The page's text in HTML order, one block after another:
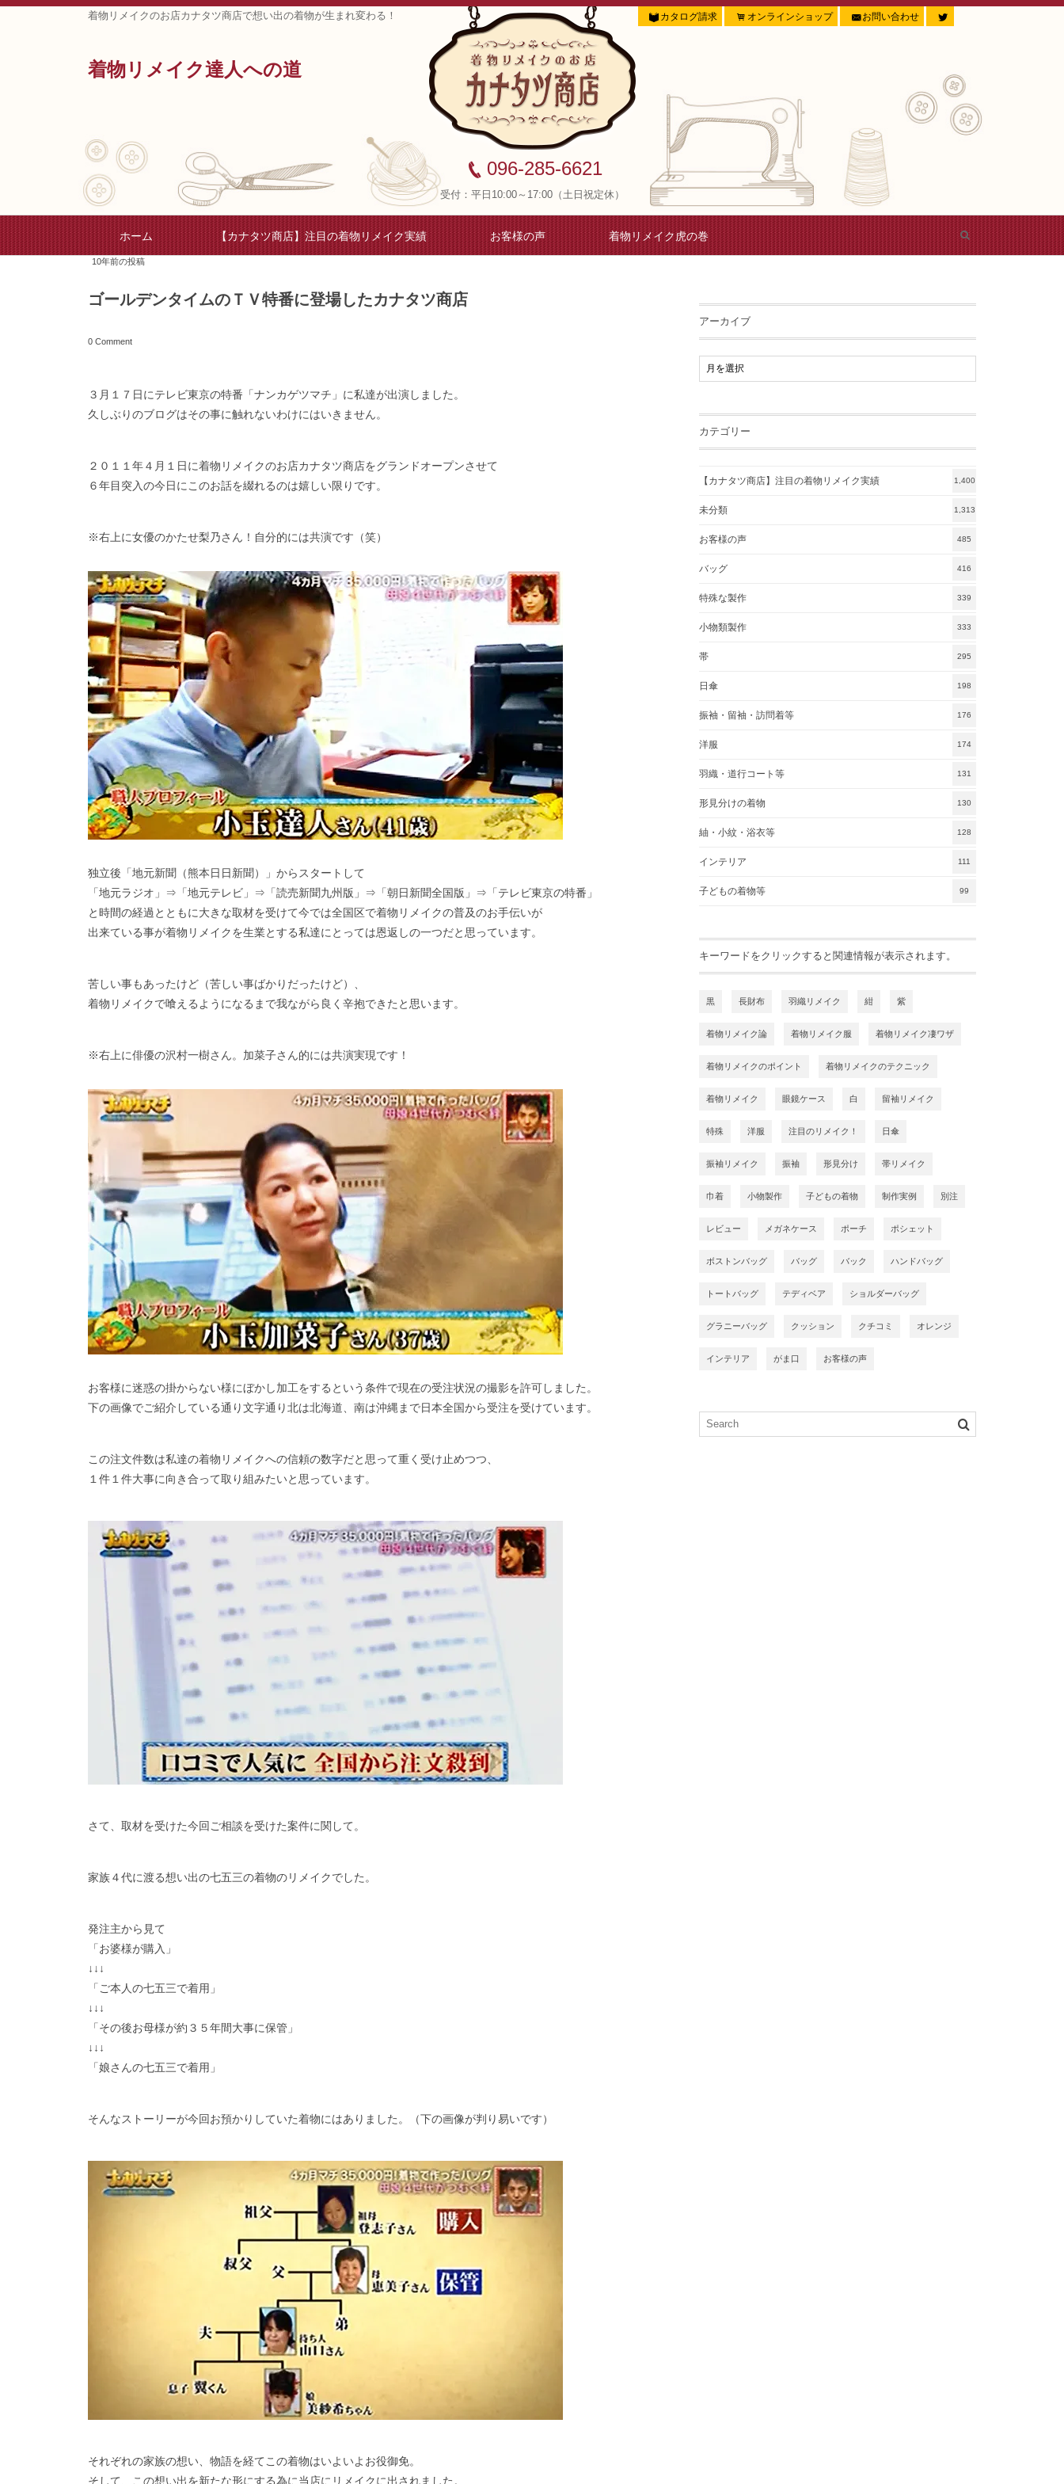
着物リメイクのお店カナタツ商店で想い出の着物が生まれ変わる！
着物リメイク達人への道
カタログ請求 オンラインショップ お問い合わせ
096-285-6621
受付：平日10:00～17:00（土日祝定休）
ホーム 【カナタツ商店】注目の着物リメイク実績 お客様の声 着物リメイク虎の巻
10年前の投稿
ゴールデンタイムのＴＶ特番に登場したカナタツ商店
0 Comment
３月１７日にテレビ東京の特番「ナンカゲツマチ」に私達が出演しました。
久しぶりのブログはその事に触れないわけにはいきません。
２０１１年４月１日に着物リメイクのお店カナタツ商店をグランドオープンさせて
６年目突入の今日にこのお話を綴れるのは嬉しい限りです。
※右上に女優のかたせ梨乃さん！自分的には共演です（笑）
独立後「地元新聞（熊本日日新聞）」からスタートして
「地元ラジオ」⇒「地元テレビ」⇒「読売新聞九州版」⇒「朝日新聞全国版」⇒「テレビ東京の特番」
と時間の経過とともに大きな取材を受けて今では全国区で着物リメイクの普及のお手伝いが
出来ている事が着物リメイクを生業とする私達にとっては恩返しの一つだと思っています。
苦しい事もあったけど（苦しい事ばかりだったけど）、
着物リメイクで喰えるようになるまで我ながら良く辛抱できたと思います。
※右上に俳優の沢村一樹さん。加菜子さん的には共演実現です！
お客様に迷惑の掛からない様にぼかし加工をするという条件で現在の受注状況の撮影を許可しました。
下の画像でご紹介している通り文字通り北は北海道、南は沖縄まで日本全国から受注を受けています。
この注文件数は私達の着物リメイクへの信頼の数字だと思って重く受け止めつつ、
１件１件大事に向き合って取り組みたいと思っています。
さて、取材を受けた今回ご相談を受けた案件に関して。
家族４代に渡る想い出の七五三の着物のリメイクでした。
発注主から見て
「お婆様が購入」
↓↓↓
「ご本人の七五三で着用」
↓↓↓
「その後お母様が約３５年間大事に保管」
↓↓↓
「娘さんの七五三で着用」
そんなストーリーが今回お預かりしていた着物にはありました。（下の画像が判り易いです）
それぞれの家族の想い、物語を経てこの着物はいよいよお役御免。
そして、この想い出を新たな形にする為に当店にリメイクに出されました。
アーカイブ
カテゴリー
【カナタツ商店】注目の着物リメイク実績 1,400
未分類 1,313
お客様の声 485
バッグ 416
特殊な製作 339
小物類製作 333
帯 295
日傘 198
振袖・留袖・訪問着等 176
洋服 174
羽織・道行コート等 131
形見分けの着物 130
紬・小紋・浴衣等 128
インテリア 111
子どもの着物等 99
キーワードをクリックすると関連情報が表示されます。
黒 長財布 羽織リメイク 紺 紫
着物リメイク論 着物リメイク服 着物リメイク凄ワザ
着物リメイクのポイント 着物リメイクのテクニック
着物リメイク 眼鏡ケース 白 留袖リメイク
特殊 洋服 注目のリメイク！ 日傘
振袖リメイク 振袖 形見分け 帯リメイク
巾着 小物製作 子どもの着物 制作実例 別注
レビュー メガネケース ポーチ ポシェット
ボストンバッグ バッグ バック ハンドバッグ
トートバッグ テディベア ショルダーバッグ
グラニーバッグ クッション クチコミ オレンジ
インテリア がま口 お客様の声